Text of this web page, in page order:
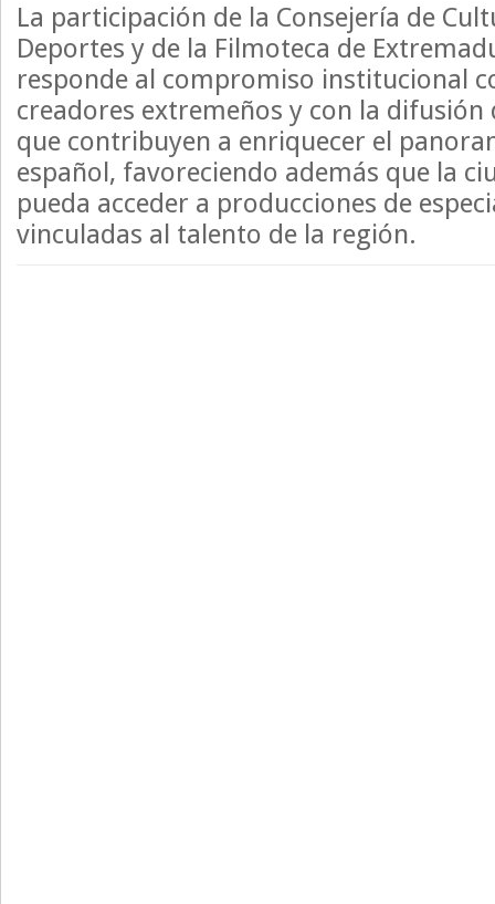
La participación de la Consejería de
Deportes y de la Filmoteca de
responde al compromiso institucional
creadores extremeños y con la difusión
que contribuyen a enriquecer el
español, favoreciendo además que la
pueda acceder a producciones de
vinculadas al talento de la región.